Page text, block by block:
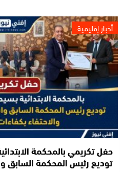
أخبار إقليمية
حفل تكريمي بالمحكمة
توديع رئيس المحكمة السابق